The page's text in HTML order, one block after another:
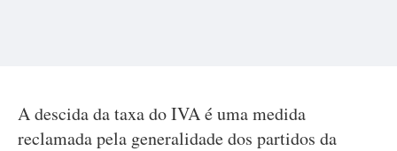
A descida da taxa do IVA é uma medida
reclamada pela generalidade dos partidos da